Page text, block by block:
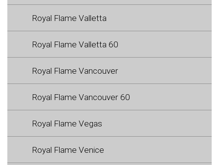
Royal Flame Valletta
Royal Flame Valletta 60
Royal Flame Vancouver
Royal Flame Vancouver 60
Royal Flame Vegas
Royal Flame Venice